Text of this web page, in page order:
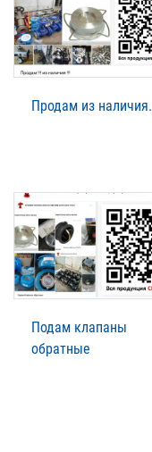
Продам из наличия.
Подам клапаны
обратные